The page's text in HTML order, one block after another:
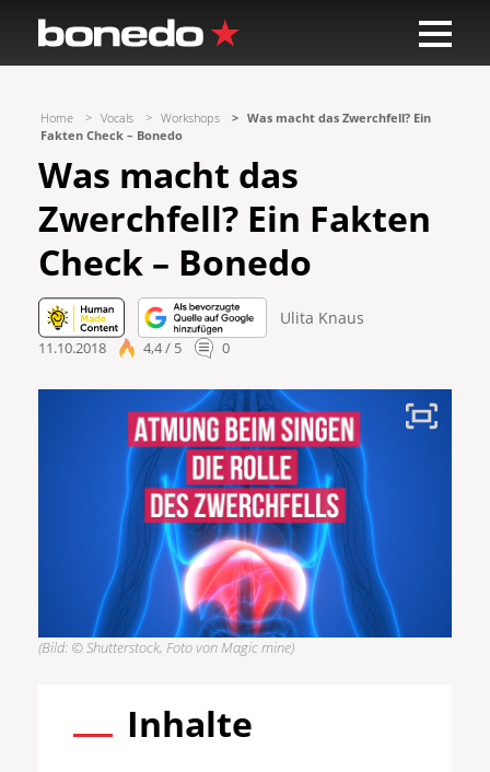
Home Vocals Workshops
Was macht das Zwerchfell? Ein
Fakten Check – Bonedo
Was macht das
Zwerchfell? Ein Fakten
Check – Bonedo
Ulita Knaus
11.10.2018 4,4 / 5 0
(Bild: © Shutterstock, Foto von Magic mine)
Inhalte